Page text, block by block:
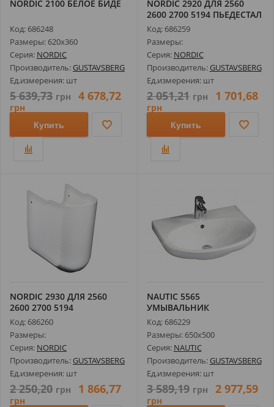
NORDIC 2100 БЕЛОЕ БИДЕ
Код: 686248
Размеры: 620х360
Серия: NORDIC
Производитель: GUSTAVSBERG
Ед.измерения: шт
5 639,73 грн 4 678,72
грн
Купить
NORDIC 2920 ДЛЯ 2560
2600 2700 5194 ПЬЕДЕСТАЛ
Код: 686259
Размеры:
Серия: NORDIC
Производитель: GUSTAVSBERG
Ед.измерения: шт
2 051,21 грн 1 701,68
грн
Купить
NORDIC 2930 ДЛЯ 2560
2600 2700 5194
ПОЛУПЬЕДЕСТАЛ
Код: 686260
Размеры:
Серия: NORDIC
Производитель: GUSTAVSBERG
Ед.измерения: шт
2 250,20 грн 1 866,77
грн
NAUTIC 5565
УМЫВАЛЬНИК
Код: 686229
Размеры: 650х500
Серия: NAUTIC
Производитель: GUSTAVSBERG
Ед.измерения: шт
3 589,19 грн 2 977,59
грн